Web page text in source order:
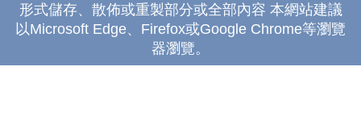
形式儲存、散佈或重製部分或全部內容 本網站建議
以Microsoft Edge、Firefox或Google Chrome等瀏覽
器瀏覽。